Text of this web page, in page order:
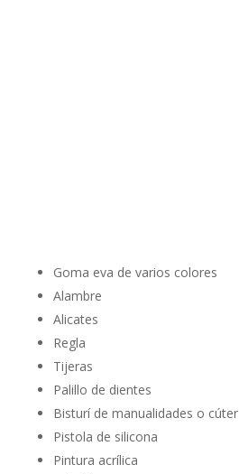
Goma eva de varios colores
Alambre
Alicates
Regla
Tijeras
Palillo de dientes
Bisturí de manualidades o cúter
Pistola de silicona
Pintura acrílica